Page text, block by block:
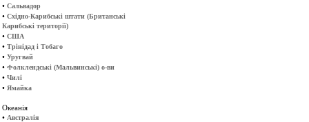
• Сальвадор
• Східно-Карибські штати (Британські
Карибські території)
• США
• Трінідад і Тобаго
• Уругвай
• Фолклендські (Мальвинські) о-ви
• Чилі
• Ямайка
Океанія
• Австралія